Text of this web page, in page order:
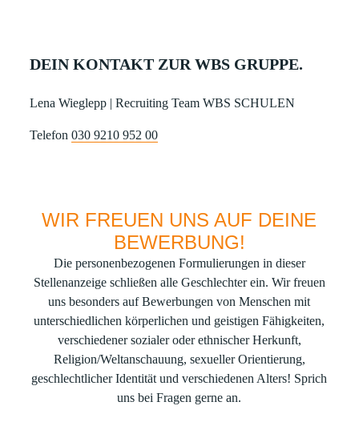
DEIN KONTAKT ZUR WBS GRUPPE.
Lena Wieglepp | Recruiting Team WBS SCHULEN
Telefon030 9210 952 00
WIR FREUEN UNS AUF DEINE
BEWERBUNG!
Die personenbezogenen Formulierungen in dieser
Stellenanzeige schließen alle Geschlechter ein. Wir freuen
uns besonders auf Bewerbungen von Menschen mit
unterschiedlichen körperlichen und geistigen Fähigkeiten,
verschiedener sozialer oder ethnischer Herkunft,
Religion/Weltanschauung, sexueller Orientierung,
geschlechtlicher Identität und verschiedenen Alters! Sprich
uns bei Fragen gerne an.